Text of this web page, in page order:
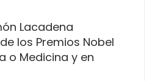
Lacadena
los Premios Nobel
o Medicina y en